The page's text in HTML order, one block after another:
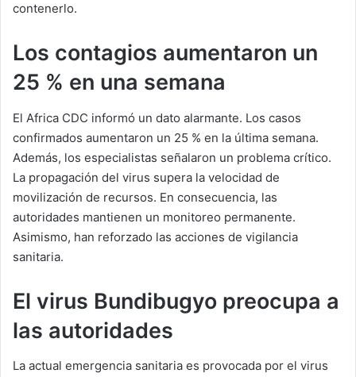
contenerlo.
Los contagios aumentaron un
25 % en una semana
El Africa CDC informó un dato alarmante. Los casos
confirmados aumentaron un 25 % en la última semana.
Además, los especialistas señalaron un problema crítico.
La propagación del virus supera la velocidad de
movilización de recursos. En consecuencia, las
autoridades mantienen un monitoreo permanente.
Asimismo, han reforzado las acciones de vigilancia
sanitaria.
El virus Bundibugyo preocupa a
las autoridades
La actual emergencia sanitaria es provocada por el virus